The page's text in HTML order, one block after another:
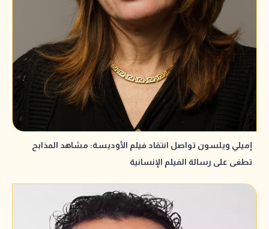
إميلي ويلسون تواصل انتقاد فيلم الأوديسة: مشاهد المذابح
تطغى على رسالة الفيلم الإنسانية